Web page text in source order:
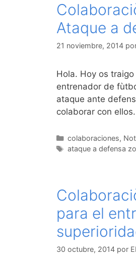
Ataque a
21 noviembre, 2014
Hola. Hoy os
entrenador de
ataque ante
colaborar con
Categorías
colaboraciones,
Etiquetas
ataque a defensa
para el
30 octubre, 2014 por